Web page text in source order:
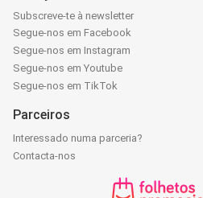
Subscreve-te à newsletter
Segue-nos em Facebook
Segue-nos em Instagram
Segue-nos em Youtube
Segue-nos em TikTok
Parceiros
Interessado numa parceria?
Contacta-nos